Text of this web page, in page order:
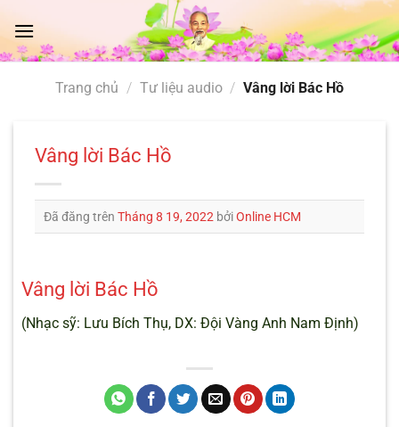
đến
nội
Trang chủ / Tư liệu audio / Vâng lời Bác Hồ
Vâng lời Bác Hồ
Đã đăng trên Tháng 8 19, 2022 bởiOnline HCM
Vâng lời Bác Hồ
(Nhạc sỹ: Lưu Bích Thụ, DX: Đội Vàng Anh Nam Định)